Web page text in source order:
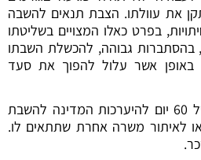
את עוולתו. הצבת תנאים להשבה
בפרט כאלו המצויים בשליטתו
בהסתברות גבוהה, להכשלת השבתו
באופן אשר עלול להפוך את סעד
לפיכך, יש לקבוע תקופה של 60 יום להיערכות המדינה להשבת
לאיתור משרה אחרת שתתאים לו.